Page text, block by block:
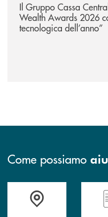
Il Gruppo Cassa
Wealth Awards 2026
tecnologica dell’anno”
Come possiamo
Accedi all' elenco completoHai